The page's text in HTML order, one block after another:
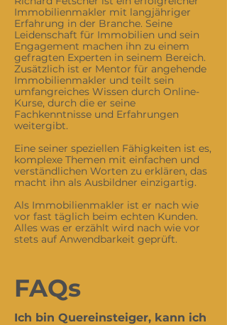
Immobilienmakler mit langjähriger
Erfahrung in der Branche. Seine
Leidenschaft für Immobilien und sein
Engagement machen ihn zu einem
gefragten Experten in seinem Bereich.
Zusätzlich ist er Mentor für angehende
Immobilienmakler und teilt sein
umfangreiches Wissen durch Online-
Kurse, durch die er seine
Fachkenntnisse und Erfahrungen
weitergibt.
Eine seiner speziellen Fähigkeiten ist es,
komplexe Themen mit einfachen und
verständlichen Worten zu erklären, das
macht ihn als Ausbildner einzigartig.
Als Immobilienmakler ist er nach wie
vor fast täglich beim echten Kunden.
Alles was er erzählt wird nach wie vor
stets auf Anwendbarkeit geprüft.
FAQs
Ich bin Quereinsteiger, kann ich